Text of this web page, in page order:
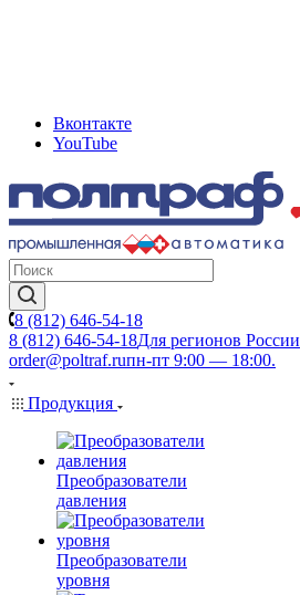
Вконтакте
YouTube
8 (812) 646-54-18
8 (812) 646-54-18Для регионов России
order@poltraf.ruпн-пт 9:00 — 18:00.
Продукция
Преобразователи
давления
Преобразователи
уровня